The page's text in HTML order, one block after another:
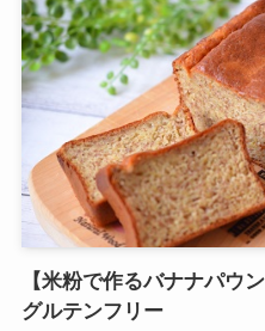
【米粉で作るバナナパウ
グルテンフリー